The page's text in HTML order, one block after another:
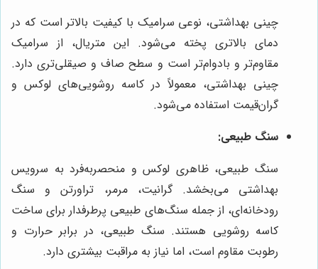
چینی بهداشتی، نوعی سرامیک با کیفیت بالاتر است که در
دمای بالاتری پخته می‌شود. این متریال، از سرامیک
مقاوم‌تر و بادوام‌تر است و سطح صاف و صیقلی‌تری دارد.
چینی بهداشتی، معمولاً در کاسه روشویی‌های لوکس و
گران‌قیمت استفاده می‌شود.
سنگ طبیعی:
سنگ طبیعی، ظاهری لوکس و منحصربه‌فرد به سرویس
بهداشتی می‌بخشد. گرانیت، مرمر، تراورتن و سنگ
رودخانه‌ای، از جمله سنگ‌های طبیعی پرطرفدار برای ساخت
کاسه روشویی هستند. سنگ طبیعی، در برابر حرارت و
رطوبت مقاوم است، اما نیاز به مراقبت بیشتری دارد.